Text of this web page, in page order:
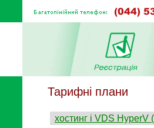
Тарифні плани
хостинг і VDS